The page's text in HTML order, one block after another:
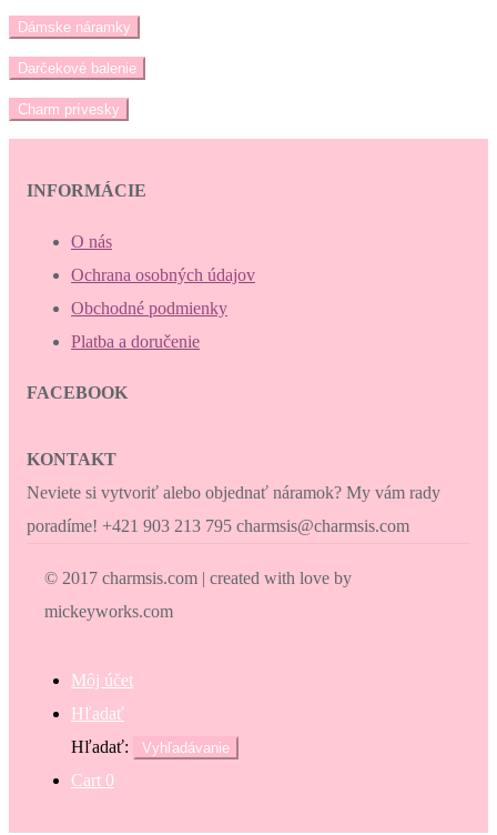
Dámske náramky
Darčekové balenie
Charm prívesky
INFORMÁCIE
O nás
Ochrana osobných údajov
Obchodné podmienky
Platba a doručenie
FACEBOOK
KONTAKT
Neviete si vytvoriť alebo objednať náramok? My vám rady
poradíme! +421 903 213 795 charmsis@charmsis.com
© 2017 charmsis.com | created with love by
mickeyworks.com
Môj účet
Hľadať
Hľadať:
Vyhľadávanie
Cart 0